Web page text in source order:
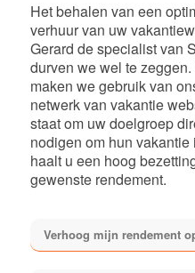
Het behalen van een
verhuur van uw
Gerard de specialist van
durven we wel te
maken we gebruik van
netwerk van vakantie
staat om uw doelgroep
nodigen om hun
haalt u een hoog
gewenste rendement.
Verhoog mijn rendement